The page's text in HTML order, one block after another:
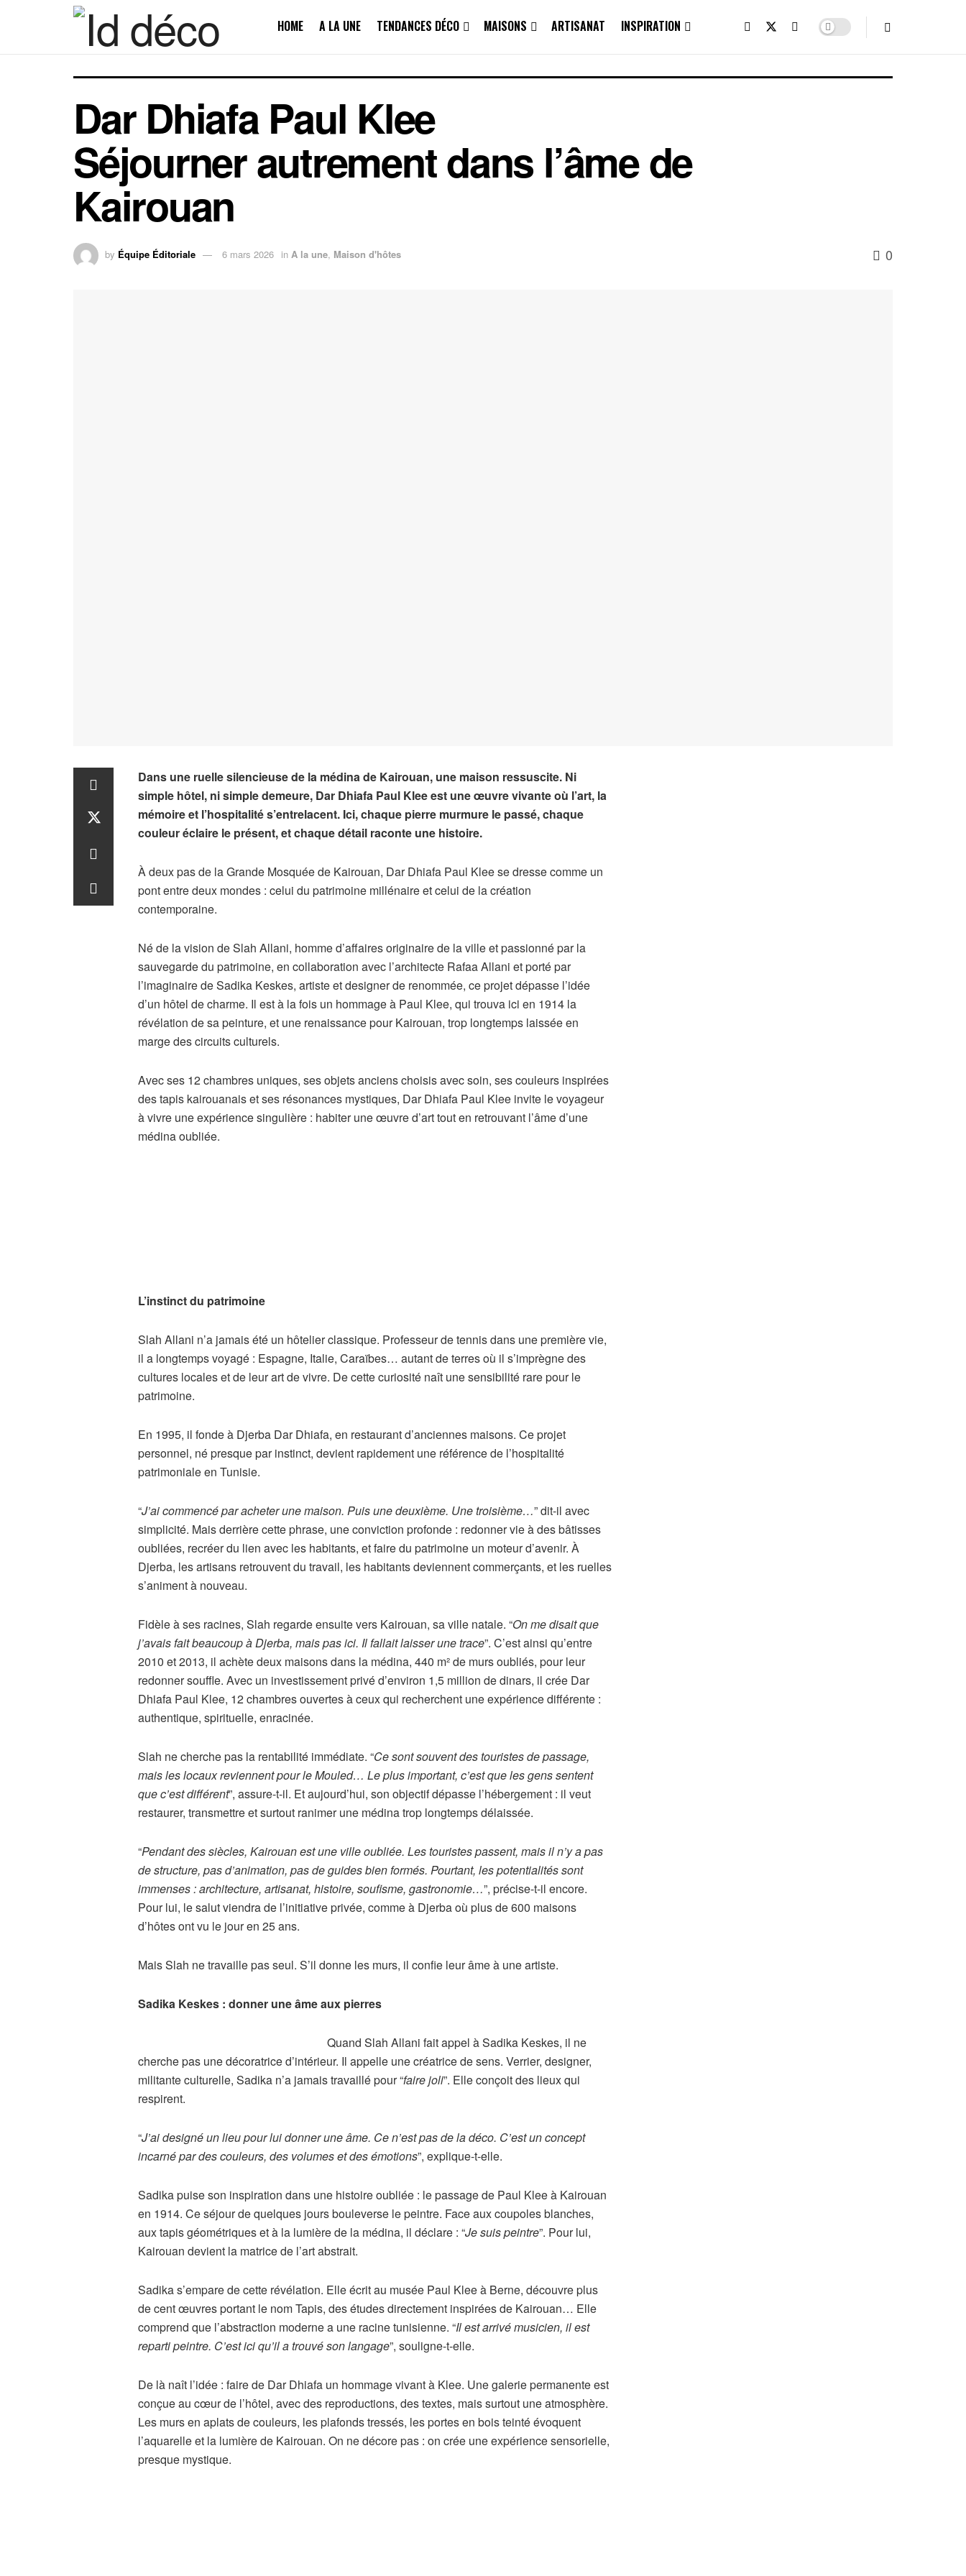
HOME A LA UNE TENDANCES DÉCO MAISONS ARTISANAT INSPIRATION
Dar Dhiafa Paul Klee
Séjourner autrement dans l’âme de
Kairouan
by Équipe Éditoriale 6 mars 2026 in A la une, Maison d'hôtes 0
Dans une ruelle silencieuse de la médina de Kairouan, une maison ressuscite. Ni
simple hôtel, ni simple demeure, Dar Dhiafa Paul Klee est une œuvre vivante où l’art, la
mémoire et l’hospitalité s’entrelacent. Ici, chaque pierre murmure le passé, chaque
couleur éclaire le présent, et chaque détail raconte une histoire.
À deux pas de la Grande Mosquée de Kairouan, Dar Dhiafa Paul Klee se dresse comme un
pont entre deux mondes : celui du patrimoine millénaire et celui de la création
contemporaine.
Né de la vision de Slah Allani, homme d’affaires originaire de la ville et passionné par la
sauvegarde du patrimoine, en collaboration avec l’architecte Rafaa Allani et porté par
l’imaginaire de Sadika Keskes, artiste et designer de renommée, ce projet dépasse l’idée
d’un hôtel de charme. Il est à la fois un hommage à Paul Klee, qui trouva ici en 1914 la
révélation de sa peinture, et une renaissance pour Kairouan, trop longtemps laissée en
marge des circuits culturels.
Avec ses 12 chambres uniques, ses objets anciens choisis avec soin, ses couleurs inspirées
des tapis kairouanais et ses résonances mystiques, Dar Dhiafa Paul Klee invite le voyageur
à vivre une expérience singulière : habiter une œuvre d’art tout en retrouvant l’âme d’une
médina oubliée.
L’instinct du patrimoine
Slah Allani n’a jamais été un hôtelier classique. Professeur de tennis dans une première vie,
il a longtemps voyagé : Espagne, Italie, Caraïbes… autant de terres où il s’imprègne des
cultures locales et de leur art de vivre. De cette curiosité naît une sensibilité rare pour le
patrimoine.
En 1995, il fonde à Djerba Dar Dhiafa, en restaurant d’anciennes maisons. Ce projet
personnel, né presque par instinct, devient rapidement une référence de l’hospitalité
patrimoniale en Tunisie.
“J’ai commencé par acheter une maison. Puis une deuxième. Une troisième…” dit-il avec
simplicité. Mais derrière cette phrase, une conviction profonde : redonner vie à des bâtisses
oubliées, recréer du lien avec les habitants, et faire du patrimoine un moteur d’avenir. À
Djerba, les artisans retrouvent du travail, les habitants deviennent commerçants, et les ruelles
s’animent à nouveau.
Fidèle à ses racines, Slah regarde ensuite vers Kairouan, sa ville natale. “On me disait que
j’avais fait beaucoup à Djerba, mais pas ici. Il fallait laisser une trace”. C’est ainsi qu’entre
2010 et 2013, il achète deux maisons dans la médina, 440 m² de murs oubliés, pour leur
redonner souffle. Avec un investissement privé d’environ 1,5 million de dinars, il crée Dar
Dhiafa Paul Klee, 12 chambres ouvertes à ceux qui recherchent une expérience différente :
authentique, spirituelle, enracinée.
Slah ne cherche pas la rentabilité immédiate. “Ce sont souvent des touristes de passage,
mais les locaux reviennent pour le Mouled… Le plus important, c’est que les gens sentent
que c’est différent”, assure-t-il. Et aujourd’hui, son objectif dépasse l’hébergement : il veut
restaurer, transmettre et surtout ranimer une médina trop longtemps délaissée.
“Pendant des siècles, Kairouan est une ville oubliée. Les touristes passent, mais il n’y a pas
de structure, pas d’animation, pas de guides bien formés. Pourtant, les potentialités sont
immenses : architecture, artisanat, histoire, soufisme, gastronomie…”, précise-t-il encore.
Pour lui, le salut viendra de l’initiative privée, comme à Djerba où plus de 600 maisons
d’hôtes ont vu le jour en 25 ans.
Mais Slah ne travaille pas seul. S’il donne les murs, il confie leur âme à une artiste.
Sadika Keskes : donner une âme aux pierres
Quand Slah Allani fait appel à Sadika Keskes, il ne
cherche pas une décoratrice d’intérieur. Il appelle une créatrice de sens. Verrier, designer,
militante culturelle, Sadika n’a jamais travaillé pour “faire joli”. Elle conçoit des lieux qui
respirent.
“J’ai designé un lieu pour lui donner une âme. Ce n’est pas de la déco. C’est un concept
incarné par des couleurs, des volumes et des émotions”, explique-t-elle.
Sadika puise son inspiration dans une histoire oubliée : le passage de Paul Klee à Kairouan
en 1914. Ce séjour de quelques jours bouleverse le peintre. Face aux coupoles blanches,
aux tapis géométriques et à la lumière de la médina, il déclare : “Je suis peintre”. Pour lui,
Kairouan devient la matrice de l’art abstrait.
Sadika s’empare de cette révélation. Elle écrit au musée Paul Klee à Berne, découvre plus
de cent œuvres portant le nom Tapis, des études directement inspirées de Kairouan… Elle
comprend que l’abstraction moderne a une racine tunisienne. “Il est arrivé musicien, il est
reparti peintre. C’est ici qu’il a trouvé son langage”, souligne-t-elle.
De là naît l’idée : faire de Dar Dhiafa un hommage vivant à Klee. Une galerie permanente est
conçue au cœur de l’hôtel, avec des reproductions, des textes, mais surtout une atmosphère.
Les murs en aplats de couleurs, les plafonds tressés, les portes en bois teinté évoquent
l’aquarelle et la lumière de Kairouan. On ne décore pas : on crée une expérience sensorielle,
presque mystique.